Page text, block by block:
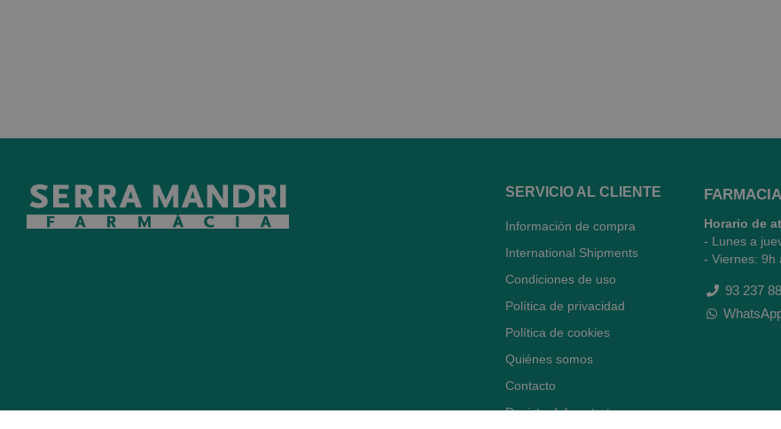
SERVICIO AL CLIENTE
Información de compra
International Shipments
Condiciones de uso
Política de privacidad
Política de cookies
Quiénes somos
Contacto
Desiste del contrato
Horario de
- Lunes a
- Viernes: 9h
93 237